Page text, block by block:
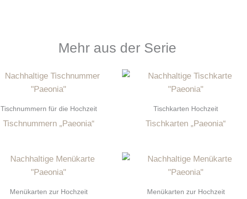
Mehr aus der Serie
Tischnummern für die Hochzeit
Tischnummern „Paeonia“
Tischkarten Hochzeit
Tischkarten „Paeonia“
Menükarten zur Hochzeit Menükarten zur Hochzeit